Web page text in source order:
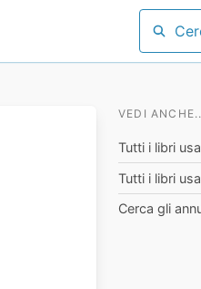
VEDI
Tutti i libri
Tutti i libri
Cerca gli